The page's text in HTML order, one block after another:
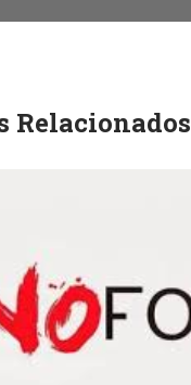
Relacionados